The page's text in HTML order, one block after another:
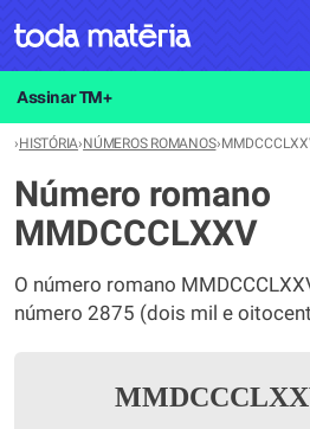
Assinar TM+
›HISTÓRIA›NÚMEROS ROMANOS›
Número romano
MMDCCCLXXV
O número romano
número 2875 (dois mil e